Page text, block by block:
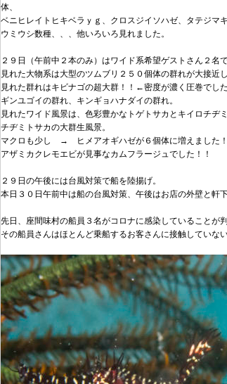
体、
ベニヒレイトヒキベラｙｇ、クロスジイソハゼ、タテジマ
ウミウシ数種、、、他いろいろ見れました。
２９日（午前中２本のみ）はワイド系希望ゲストさん２名で
見れた大物系は大型のツムブリ２５０個体の群れが大接近
見れた群れはキビナゴの超大群！！←密度が濃く圧巻でした
ギンユゴイの群れ、キンギョハナダイの群れ。
見れたワイド風景は、色彩豊かなトゲトサカとキイロチヂ
チヂミトサカの大群生風景。
マクロも少し → ヒメアオギハゼが６個体に増えました！
アザミカクレモエビが見事なカムフラージュでした！！
２９日の午後には台風対策で船を陸揚げ。
本日３０日午前中は船の台風対策、午後はお店の外壁と軒
先日、座間味村の船員３名がコロナに感染していることが
その船員さんはほとんど乗船するお客さんに接触していな